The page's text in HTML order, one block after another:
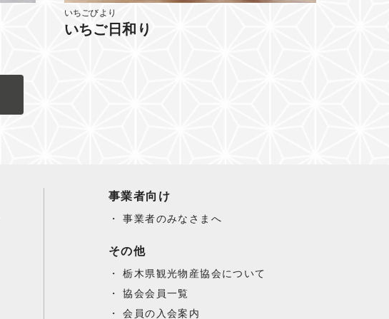
いちごびより
いちご日和り
事業者向け
事業者のみなさまへ
その他
栃木県観光物産協会について
協会会員一覧
会員の入会案内